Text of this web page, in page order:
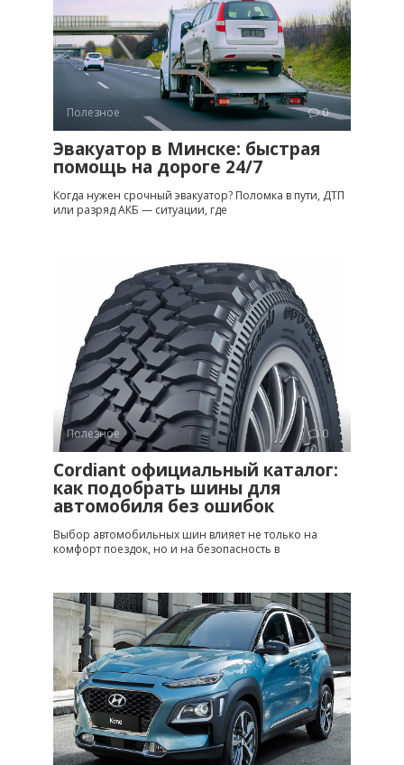
Полезное 0
Эвакуатор в Минске: быстрая
помощь на дороге 24/7
Когда нужен срочный эвакуатор? Поломка в пути, ДТП
или разряд АКБ — ситуации, где
Полезное 0
Cordiant официальный каталог:
как подобрать шины для
автомобиля без ошибок
Выбор автомобильных шин влияет не только на
комфорт поездок, но и на безопасность в